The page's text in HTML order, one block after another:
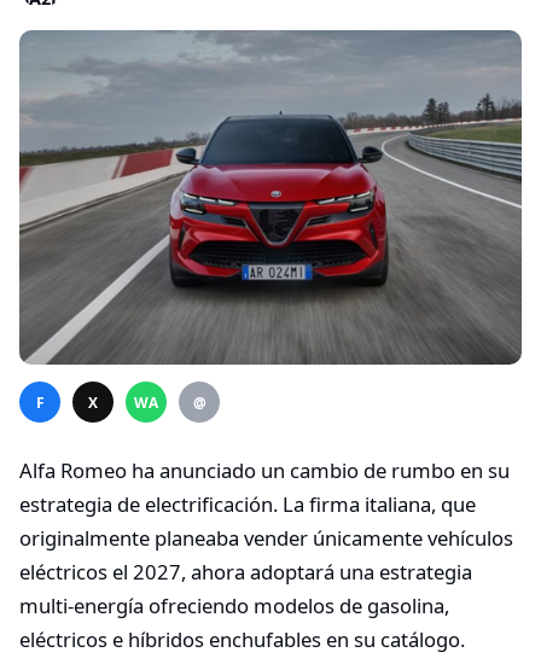
F X WA @
Alfa Romeo ha anunciado un cambio de rumbo en su
estrategia de electrificación. La firma italiana, que
originalmente planeaba vender únicamente vehículos
eléctricos el 2027, ahora adoptará una estrategia
multi-energía ofreciendo modelos de gasolina,
eléctricos e híbridos enchufables en su catálogo.